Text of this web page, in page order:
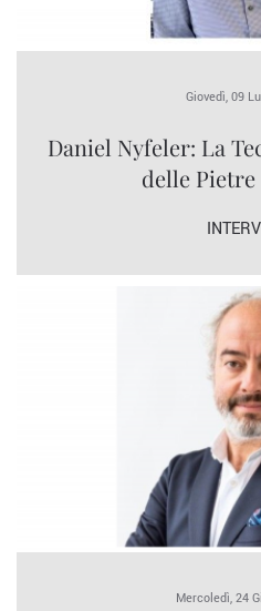
Giovedì, 09
Daniel Nyfeler: La
delle
Mercoledì, 24